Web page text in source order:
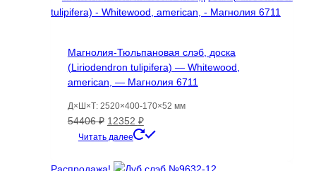
Магнолия-Тюльпановая слэб, доска
(Liriodendron tulipifera) — Whitewood,
american, — Магнолия 6711
Д×Ш×Т: 2520×400-170×52 мм
54406₽ Первоначальная
цена
54406 ₽.
12352 ₽Текущая
цена:
Читать далее